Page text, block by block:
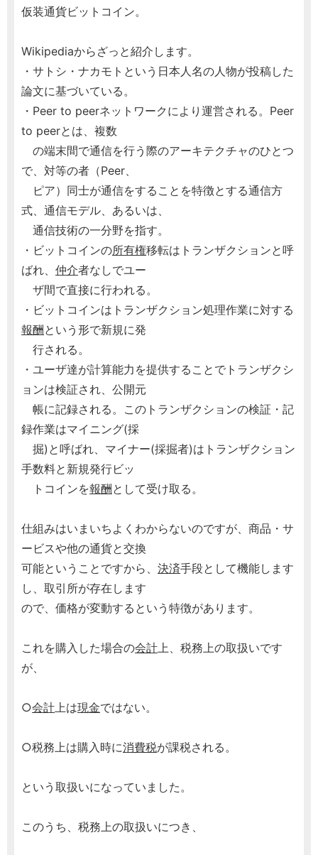
仮装通貨ビットコイン。
Wikipediaからざっと紹介します。
・サトシ・ナカモトという日本人名の人物が投稿した
論文に基づいている。
・Peer to peerネットワークにより運営される。Peer
to peerとは、複数
の端末間で通信を行う際のアーキテクチャのひとつ
で、対等の者（Peer、
ピア）同士が通信をすることを特徴とする通信方
式、通信モデル、あるいは、
通信技術の一分野を指す。
・ビットコインの所有権移転はトランザクションと呼
ばれ、 仲介者なしでユー
ザ間で直接に行われる。
・ビットコインはトランザクション処理作業に対する
報酬という形で新規に発
行される。
・ユーザ達が計算能力を提供することでトランザクシ
ョンは検証され、公開元
帳に記録される。このトランザクションの検証・記
録作業はマイニング(採
掘)と呼ばれ、マイナー(採掘者)はトランザクション
手数料と新規発行ビッ
トコインを報酬として受け取る。
仕組みはいまいちよくわからないのですが、商品・サ
ービスや他の通貨と交換
可能ということですから、 決済手段として機能します
し、取引所が存在します
ので、価格が変動するという特徴があります。
これを購入した場合の会計上、税務上の取扱いです
が、
○会計上は現金ではない。
○税務上は購入時に消費税が課税される。
という取扱いになっていました。
このうち、税務上の取扱いにつき、